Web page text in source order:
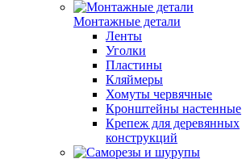
Монтажные детали
Ленты
Уголки
Пластины
Кляймеры
Хомуты червячные
Кронштейны настенные
Крепеж для деревянных
конструкций